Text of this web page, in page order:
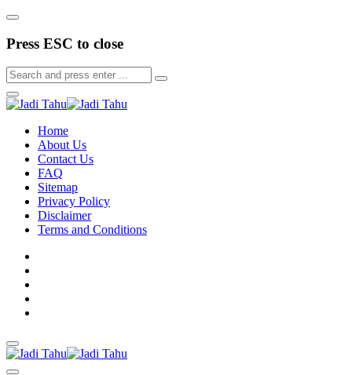
Press ESC to close
Home
About Us
Contact Us
FAQ
Sitemap
Privacy Policy
Disclaimer
Terms and Conditions